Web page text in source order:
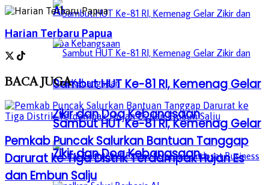
Sambut HUT Ke-81 RI, Kemenag Gelar
Zikir dan Doa Kebangsaan
AI
Sambut HUT Ke-81 RI, Kemenag Gelar
Zikir dan Doa Kebangsaan
Harian Terbaru Papua
BACAJUGA
Pemkab Puncak Salurkan Bantuan Tanggap
Darurat ke Tiga Distrik Terdampak Hujan Es
dan Embun Salju